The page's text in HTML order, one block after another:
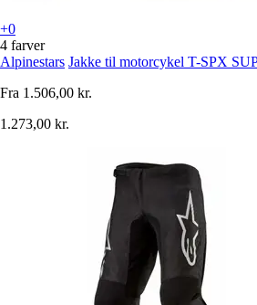
+0
4 farver
Alpinestars Jakke til motorcykel T-SPX
Fra 1.506,00 kr.
1.273,00 kr.